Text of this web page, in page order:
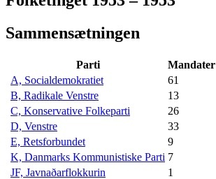
Sammensætningen
Parti
Mandater
A, Socialdemokratiet
61
B, Radikale Venstre
13
C, Konservative Folkeparti
26
D, Venstre
33
E, Retsforbundet
9
K, Danmarks Kommunistiske Parti 7
JF, Javnaðarflokkurin
1